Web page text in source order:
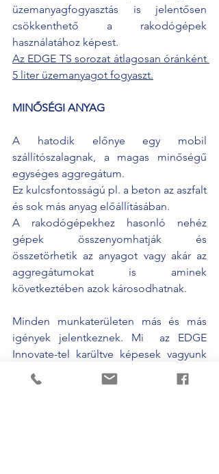
üzemanyagfogyasztás is jelentősen
csökkenthető a rakodógépek
használatához képest.
Az EDGE TS sorozat átlagosan óránként
5 liter üzemanyagot fogyaszt.
MINŐSÉGI ANYAG
A hatodik előnye egy mobil
szállítószalagnak, a magas minőségű
egységes aggregátum.
Ez kulcsfontosságú pl. a beton az aszfalt
és sok más anyag előállításában.
A rakodógépekhez hasonló nehéz
gépek összenyomhatják és
összetörhetik az anyagot vagy akár az
aggregátumokat is aminek
következtében azok károsodhatnak.
Minden munkaterületen más és más
igények jelentkeznek. Mi  az EDGE
Innovate-tel karültve képesek vagyunk
minden anyagkezelési iparágat
maximálisan kiszolgálni.